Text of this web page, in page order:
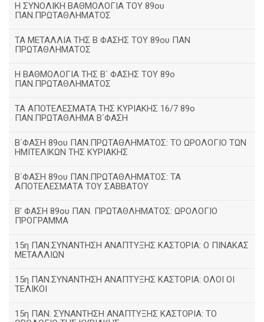
Η ΣΥΝΟΛΙΚΗ ΒΑΘΜΟΛΟΓΙΑ ΤΟΥ 89ου
ΠΑΝ.ΠΡΩΤΑΘΛΗΜΑΤΟΣ
ΤΑ ΜΕΤΑΛΛΙΑ ΤΗΣ Β ΦΑΣΗΣ ΤΟΥ 89ου ΠΑΝ
ΠΡΩΤΑΘΛΗΜΑΤΟΣ
H ΒΑΘΜΟΛΟΓΙΑ ΤΗΣ Β΄ ΦΑΣΗΣ ΤΟΥ 89ο
ΠΑΝ.ΠΡΩΤΑΘΛΗΜΑΤΟΣ
ΤΑ ΑΠΟΤΕΛΕΣΜΑΤΑ ΤΗΣ ΚΥΡΙΑΚΗΣ 16/7 89ο
ΠΑΝ.ΠΡΩΤΑΘΛΗΜΑ Β΄ΦΑΣΗ
Β΄ΦΑΣΗ 89ου ΠΑΝ.ΠΡΩΤΑΘΛΗΜΑΤΟΣ: ΤΟ ΩΡΟΛΟΓΙΟ ΤΩΝ
ΗΜΙΤΕΛΙΚΩΝ ΤΗΣ ΚΥΡΙΑΚΗΣ
Β΄ΦΑΣΗ 89ου ΠΑΝ.ΠΡΩΤΑΘΛΗΜΑΤΟΣ: ΤΑ
ΑΠΟΤΕΛΕΣΜΑΤΑ ΤΟΥ ΣΑΒΒΑΤΟΥ
Β' ΦΑΣΗ 89ου ΠΑΝ. ΠΡΩΤΑΘΛΗΜΑΤΟΣ: ΩΡΟΛΟΓΙΟ
ΠΡΟΓΡΑΜΜΑ
15η ΠΑΝ.ΣΥΝΑΝΤΗΣΗ ΑΝΑΠΤΥΞΗΣ ΚΑΣΤΟΡΙΑ: Ο ΠΙΝΑΚΑΣ
ΜΕΤΑΛΛΙΩΝ
15η ΠΑΝ.ΣΥΝΑΝΤΗΣΗ ΑΝΑΠΤΥΞΗΣ ΚΑΣΤΟΡΙΑ: ΟΛΟΙ ΟΙ
ΤΕΛΙΚΟΙ
15η ΠΑΝ. ΣΥΝΑΝΤΗΣΗ ΑΝΑΠΤΥΞΗΣ ΚΑΣΤΟΡΙΑ: ΤΟ